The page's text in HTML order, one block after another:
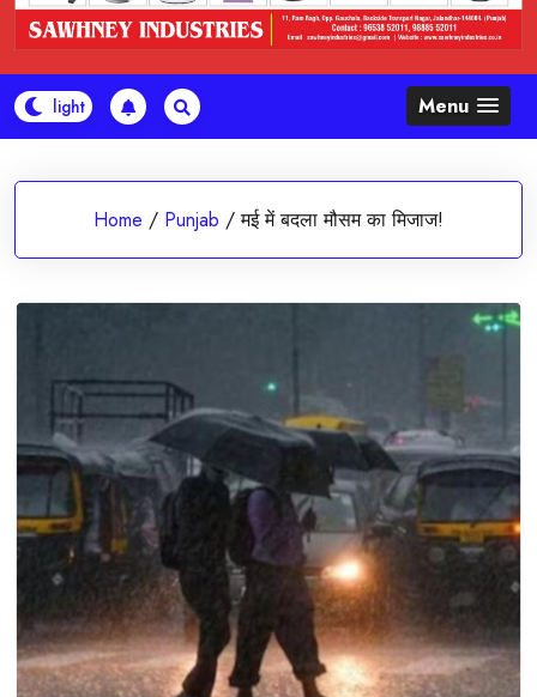
Menu
Home / Punjab / मई में बदला मौसम का मिजाज!